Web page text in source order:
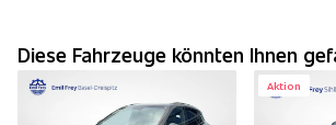
Diese Fahrzeuge könnten Ihnen
Aktion